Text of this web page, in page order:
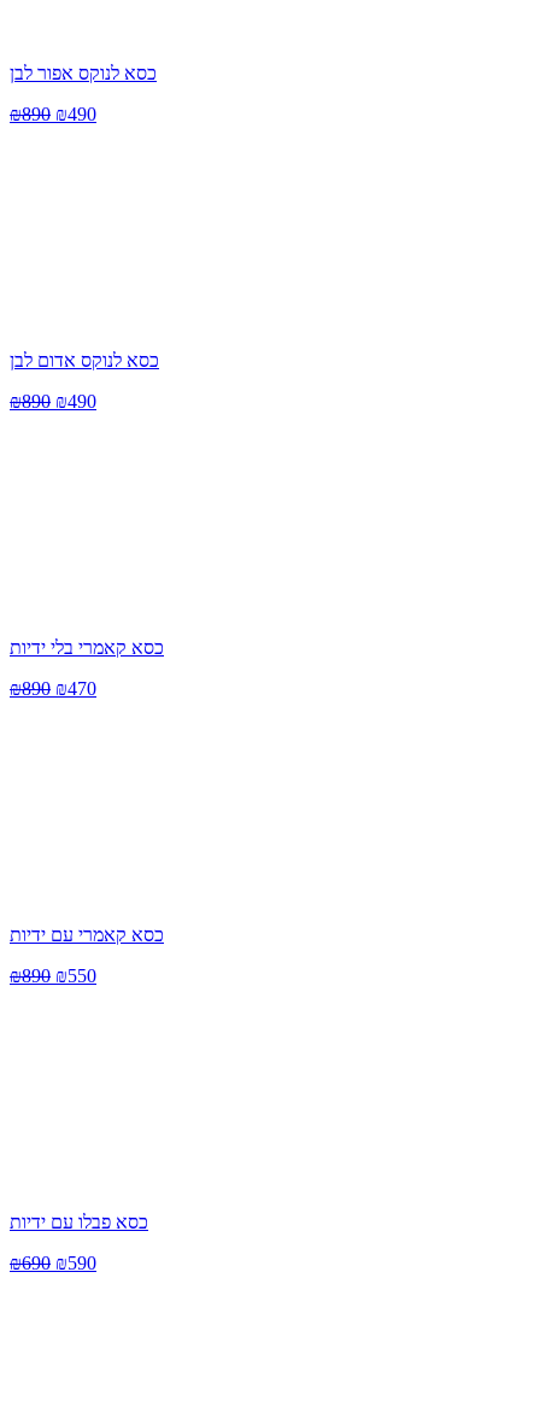
כסא לנוקס אפור לבן
₪890 ₪490
כסא לנוקס אדום לבן
₪890 ₪490
כסא קאמרי בלי ידיות
₪890 ₪470
כסא קאמרי עם ידיות
₪890 ₪550
כסא פבלו עם ידיות
₪690 ₪590